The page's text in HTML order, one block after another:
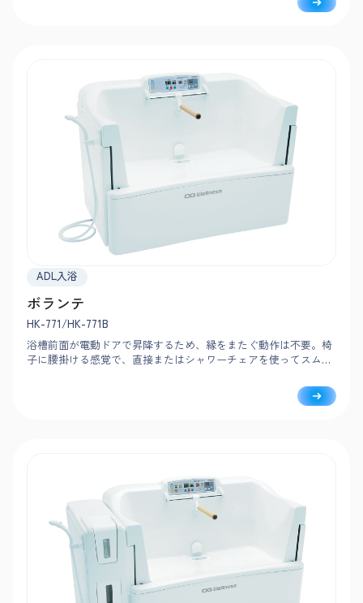
ADL入浴
ボランテ
HK-771/HK-771B
浴槽前面が電動ドアで昇降するため、縁をまたぐ動作は不要。椅
子に腰掛ける感覚で、直接またはシャワーチェアを使ってスムー